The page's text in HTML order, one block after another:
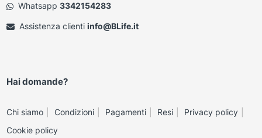
Whatsapp 3342154283
Assistenza clienti info@BLife.it
Hai domande?
Chi siamo Condizioni Pagamenti Resi
Privacy policy
Cookie policy